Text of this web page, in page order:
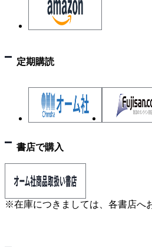
定期購読
書店で購入
※在庫につきましては、各書店へ